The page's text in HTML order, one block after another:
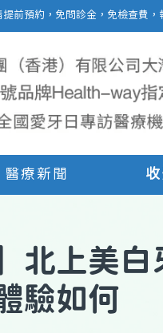
前預約，免問診金，免檢查費，
醫療新聞
北上美白
驗如何